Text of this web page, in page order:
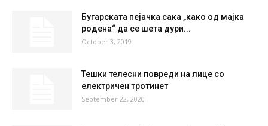
Бугарската пејачка сака „како од мајка
родена“ да се шета дури...
October 3, 2019
Тешки телесни повреди на лице со
електричен тротинет
September 22, 2020